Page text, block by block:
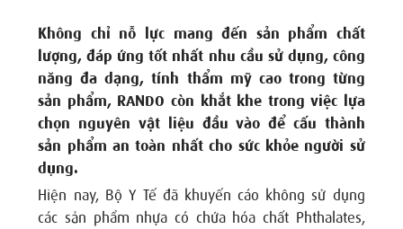
Không chỉ nỗ lực mang đến sản phẩm chất
lượng, đáp ứng tốt nhất nhu cầu sử dụng, công
năng đa dạng, tính thẩm mỹ cao trong từng
sản phẩm, RANDO còn khắt khe trong việc lựa
chọn nguyên vật liệu đầu vào để cấu thành
sản phẩm an toàn nhất cho sức khỏe người sử
dụng.
Hiện nay, Bộ Y Tế đã khuyến cáo không sử dụng
các sản phẩm nhựa có chứa hóa chất Phthalates,